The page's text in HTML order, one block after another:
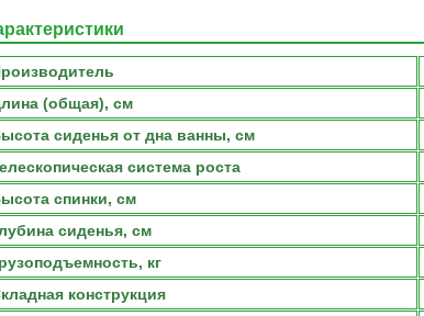
(общая), см
сиденья от дна ванны, см
система роста
спинки, см
сиденья, см
кг
конструкция